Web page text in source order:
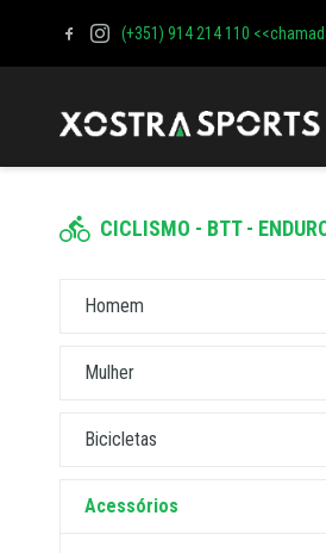
(+351) 914 214 110
CICLISMO - BTT -
homem
mulher
bicicletas
acessórios